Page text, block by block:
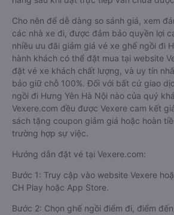
Cho nên để dễ dàng so sánh giá, xem
các nhà xe đi, được đảm bảo quyền lợi
nhiều ưu đãi giảm giá vé xe ghế ngồi đi
hành khách có thể đặt mua tại website
đặt vé xe khách chất lượng, và uy tín
bảo giữ chỗ 100%. Đối với bất cứ giao
ngồi đi Hưng Yên Hà Nội nào của quý
Vexere.com đều được Vexere cam kết
sách tặng coupon giảm giá hoặc hoàn
trường hợp sự việc.
Hướng dẫn đặt vé tại Vexere.com:
Bước 1: Truy cập vào website Vexere
CH Play hoặc App Store.
Bước 2: Chọn ghế ngồi điểm đi, điểm